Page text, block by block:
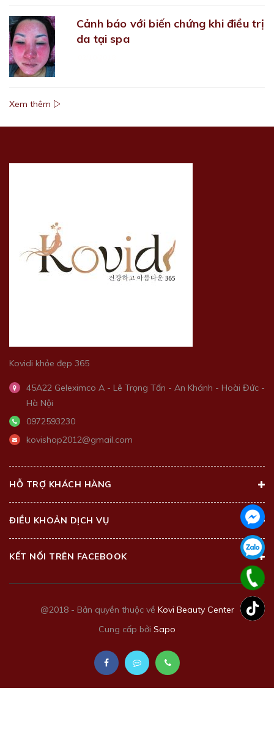
Cảnh báo với biến chứng khi điều trị
da tại spa
Xem thêm
Kovidi khỏe đẹp 365
45A22 Geleximco A - Lê Trọng Tấn - An Khánh - Hoài Đức -
Hà Nội
0972593230
kovishop2012@gmail.com
HỖ TRỢ KHÁCH HÀNG
ĐIỀU KHOẢN DỊCH VỤ
KẾT NỐI TRÊN FACEBOOK
@2018 - Bản quyền thuộc về Kovi Beauty Center
Cung cấp bởi Sapo